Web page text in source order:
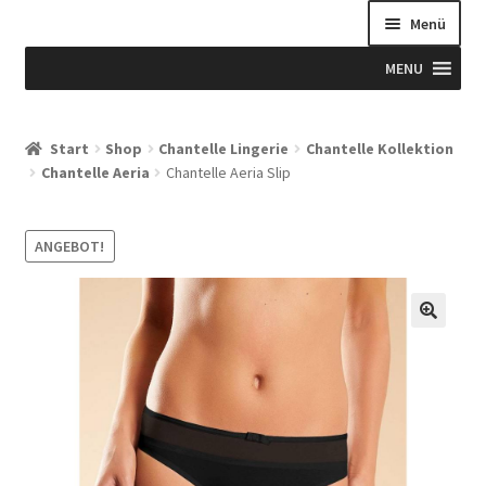
Menü
MENU
Allgemeine Geschäftsbedingungen
Beispiel-Seite
Start Shop Chantelle Lingerie
Chantelle Kollektion
Chantelle Aeria
Chantelle Aeria Slip
ANGEBOT!